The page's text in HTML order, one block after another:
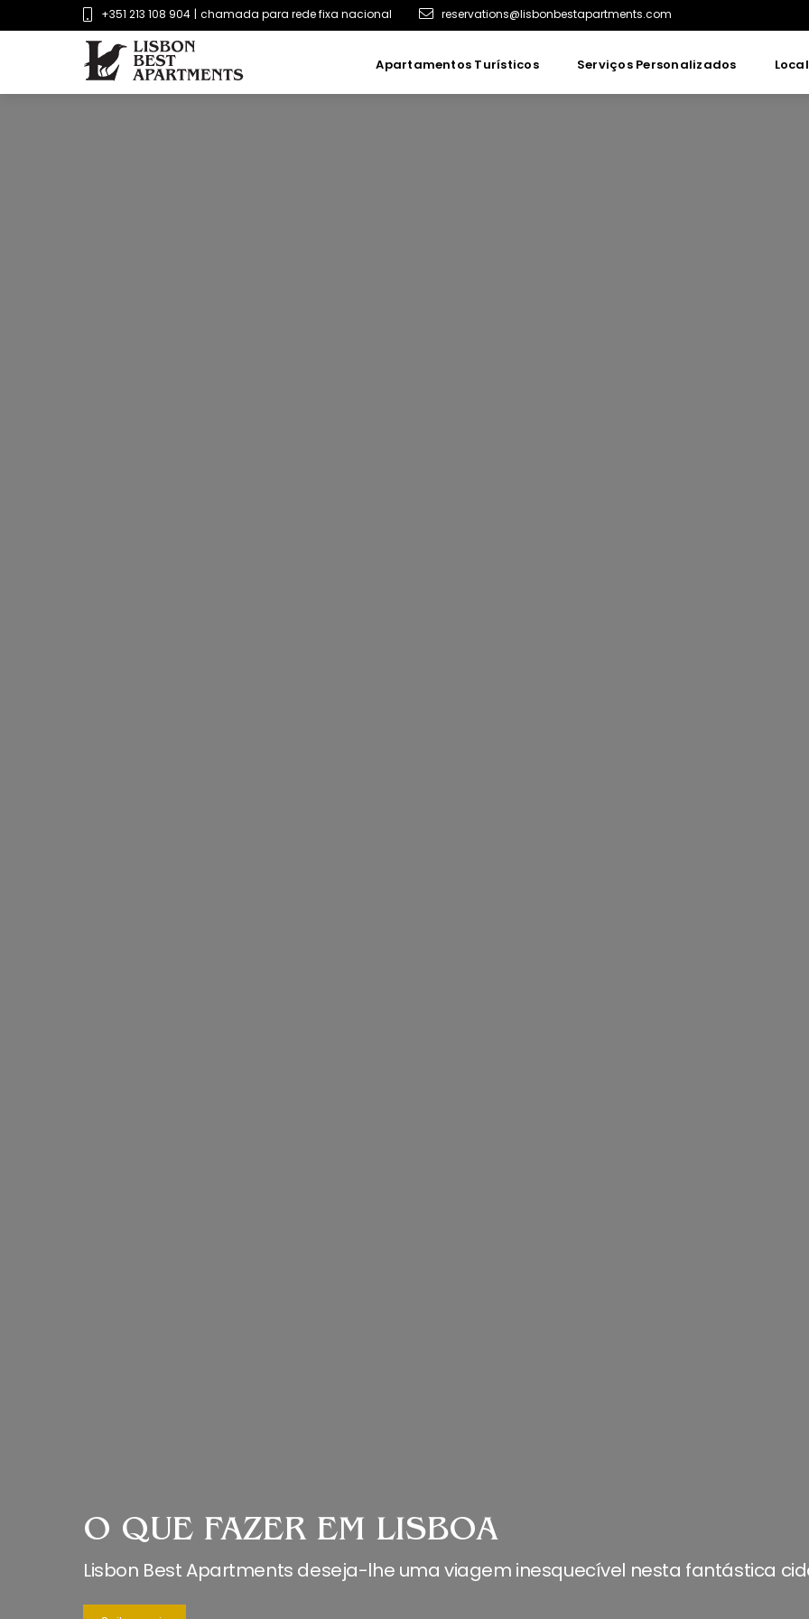
+351 213 108 904 | chamada para rede fixa nacional reservations@lisbonbestapartments.com
Apartamentos Turísticos Serviços Personalizados
O QUE FAZER EM LISBOA
Lisbon Best Apartments deseja-lhe uma viagem inesquecível nesta fantástica